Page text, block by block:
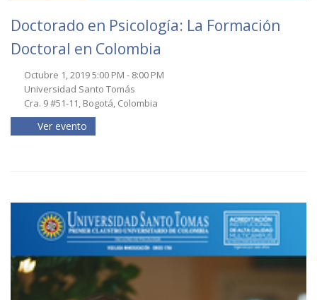
Doctorado en Psicología: La Formación
Doctoral en Colombia
Octubre 1, 2019 5:00 PM - 8:00 PM
Universidad Santo Tomás
Cra. 9 #51-11, Bogotá, Colombia
Ver evento